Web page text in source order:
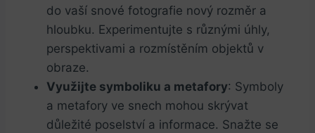
do vaší snové fotografie nový rozměr a
hloubku. Experimentujte s různými úhly,
perspektivami a rozmístěním objektů v
obraze.
Využijte symboliku a metafory: Symboly
a metafory ve snech mohou skrývat
důležité poselství a informace. Snažte se